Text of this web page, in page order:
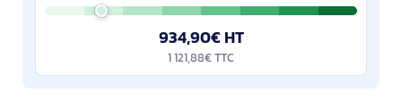
934,90€ HT
1 121,88€ TTC